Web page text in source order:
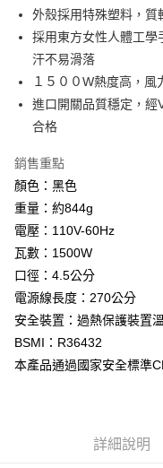
運送方式
每筆NT$65，滿
7-11取貨付款
每筆NT$65，滿
宅配
每筆NT$100，滿
外殼採用特殊塑料，質
採用東方女性人體工學
汗不易滑落
１５００W熱度高，
進口開關品質穩定，經
合格
銷售重點
顏色：黑色
重量：約844g
電壓：110V-60Hz
瓦數：1500W
口徑：4.5公分
電源線長度：270公分
安全裝置：過熱保護裝置
BSMI：R36432
本產品通過國家安全標準
詳細說明